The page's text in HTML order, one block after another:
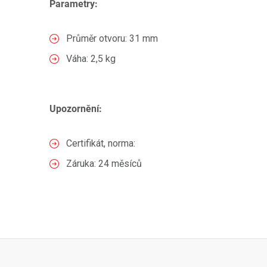
Parametry:
Průměr otvoru: 31 mm
Váha: 2,5 kg
Upozornění:
Certifikát, norma:
Záruka: 24 měsíců